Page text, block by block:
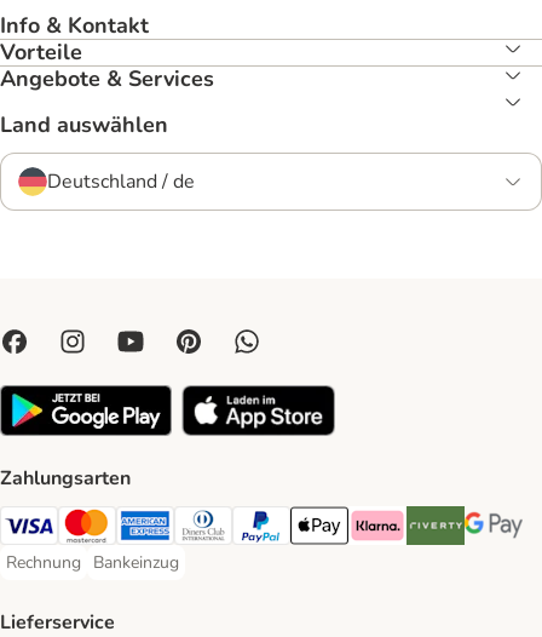
Info & Kontakt
Vorteile
Angebote & Services
Land auswählen
Deutschland / de
Zahlungsarten
Visa Payment Method
Mastercard Payment Method
American Express Payment Method
Diners Club Payment Method
PayPal Payment Method
Apple Pay Payment Method
Klarna Payment Method
Riverty Payment
Google
Rechnung
Rechnung Payment Method
Bankeinzug
Bankeinzug Payment Method
Lieferservice